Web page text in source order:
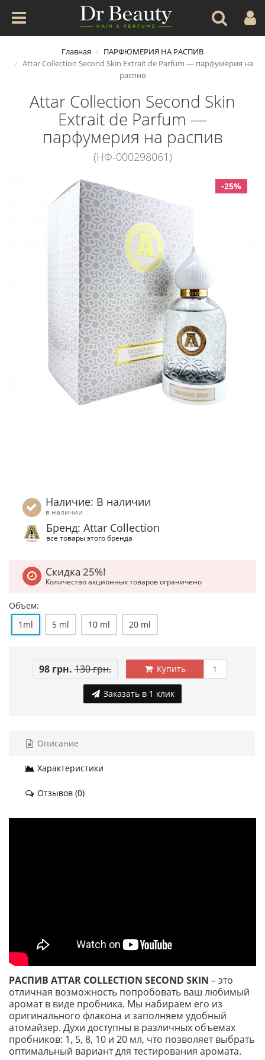
Главная
ПАРФЮМЕРИЯ НА РАСПИВ
Attar Collection Second Skin Extrait de Parfum — парфумерия на
распив
Attar Collection Second Skin
Extrait de Parfum —
парфумерия на распив
(НФ-000298061)
-25%
Наличие: В наличии
в наличии
Бренд: Attar Collection
все товары этого бренда
Скидка 25%!
Количество акционных товаров ограничено
Объем:
1ml
5 ml 10 ml 20 ml
98 грн. 130 грн. Купить
Заказать в 1 клик
Описание
Характеристики
Отзывов (0)
РАСПИВ ATTAR COLLECTION SECOND SKIN – это
отличная возможность попробовать ваш любимый
аромат в виде пробника. Мы набираем его из
оригинального флакона и заполняем удобный
атомайзер. Духи доступны в различных объемах
пробников: 1, 5, 8, 10 и 20 мл, что позволяет выбрать
оптимальный вариант для тестирования аромата.